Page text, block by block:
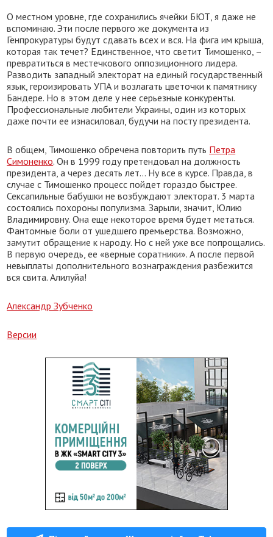
О местном уровне, где сохранились ячейки БЮТ, я даже не
вспоминаю. Эти после первого же документа из
Генпрокуратуры будут сдавать всех и вся. На фига им крыша,
которая так течет? Единственное, что светит Тимошенко, –
превратиться в местечкового оппозиционного лидера.
Разводить западный электорат на единый государственный
язык, героизировать УПА и возлагать цветочки к памятнику
Бандере. Но в этом деле у нее серьезные конкуренты.
Профессиональные любители Украины, один из которых
даже почти ее изнасиловал, будучи на посту президента.
В общем, Тимошенко обречена повторить путь Петра
Симоненко. Он в 1999 году претендовал на должность
президента, а через десять лет… Ну все в курсе. Правда, в
случае с Тимошенко процесс пойдет гораздо быстрее.
Сексапильные бабушки не возбуждают электорат. 3 марта
состоялись похороны популизма. Зарыли, значит, Юлию
Владимировну. Она еще некоторое время будет метаться.
Фантомные боли от ушедшего премьерства. Возможно,
замутит обращение к народу. Но с ней уже все попрощались.
В первую очередь, ее «верные соратники». А после первой
невыплаты дополнительного вознаграждения разбежится
вся свита. Алилуйа!
Александр Зубченко
Версии